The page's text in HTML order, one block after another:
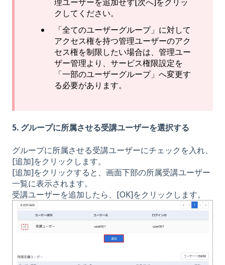
クしてください。
「全てのユーザーグループ」に対して
アクセス権を持つ管理ユーザーのアク
セス権を制限したい場合は、管理ユー
ザー管理より、サービス権限設定を
「一部のユーザーグループ」へ変更す
る必要があります。
5. グループに所属させる受講ユーザーを選択する
グループに所属させる受講ユーザーにチェックを入れ、
[追加]をクリックします。
[追加]をクリックすると、画面下部の所属受講ユーザー
一覧に表示されます。
受講ユーザーを追加したら、[OK]をクリックします。